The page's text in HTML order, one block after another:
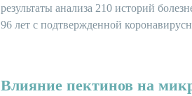
результаты анализа 210 историй
96 лет с подтвержденной
Влияние пектинов на